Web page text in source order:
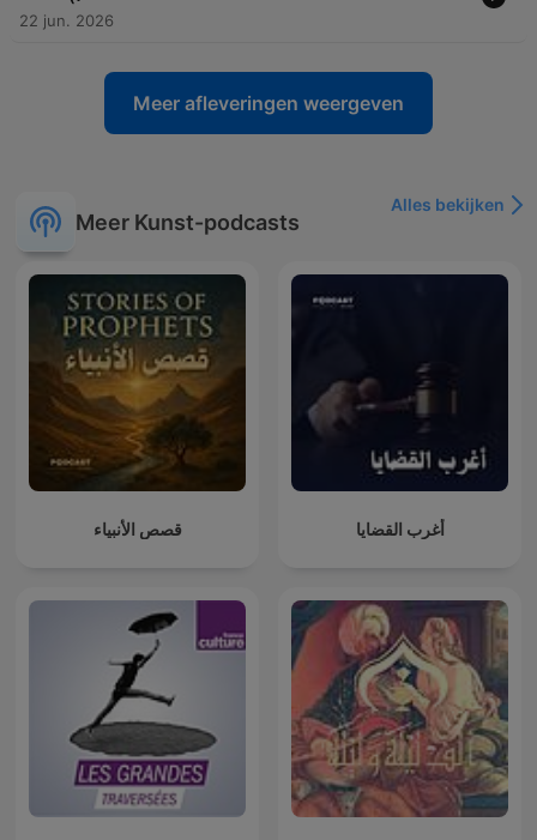
22 jun. 2026
Meer afleveringen weergeven
Meer Kunst-podcasts
Alles bekijken
قصص الأنبياء أغرب القضايا